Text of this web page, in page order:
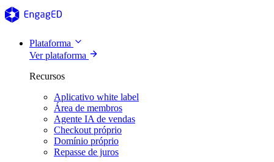
Plataforma
Ver plataforma
Recursos
Aplicativo white label
Área de membros
Agente IA de vendas
Checkout próprio
Domínio próprio
Repasse de juros